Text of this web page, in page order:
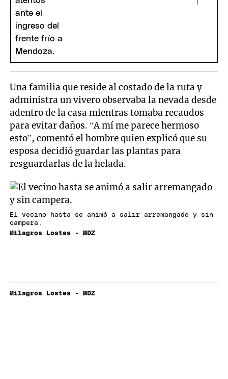
Una familia que reside al costado de la ruta y
administra un vivero observaba la nevada desde
adentro de la casa mientras tomaba recaudos
para evitar daños. “A mí me parece hermoso
esto”, comentó el hombre quien explicó que su
esposa decidió guardar las plantas para
resguardarlas de la helada.
El vecino hasta se animó a salir arremangado y sin
campera.
Milagros Lostes - MDZ
Milagros Lostes - MDZ